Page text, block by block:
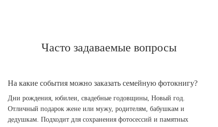
Часто задаваемые вопросы
На какие события можно заказать семейную фотокнигу?
Дни рождения, юбилеи, свадебные годовщины, Новый год.
Отличный подарок жене или мужу, родителям, бабушкам и
дедушкам. Подходит для сохранения фотосессий и памятных